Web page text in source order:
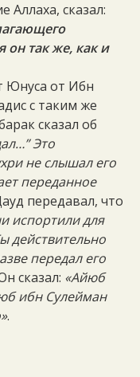
Аллаха, сказал:
он так же, как и
Юнуса от Ибн
с таким же
сказал об
Это
не слышал его
переданное
передавал, что
испортили для
действительно
передал его
сказал: «Айюб
ибн Сулейман
.